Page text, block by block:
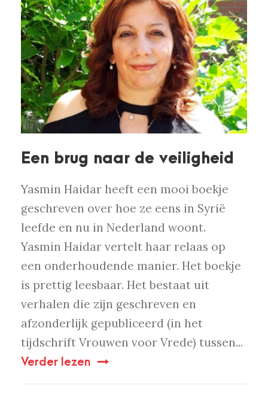
Een brug naar de veiligheid
Yasmin Haidar heeft een mooi boekje
geschreven over hoe ze eens in Syrië
leefde en nu in Nederland woont.
Yasmin Haidar vertelt haar relaas op
een onderhoudende manier. Het boekje
is prettig leesbaar. Het bestaat uit
verhalen die zijn geschreven en
afzonderlijk gepubliceerd (in het
tijdschrift Vrouwen voor Vrede) tussen...
Verder lezen